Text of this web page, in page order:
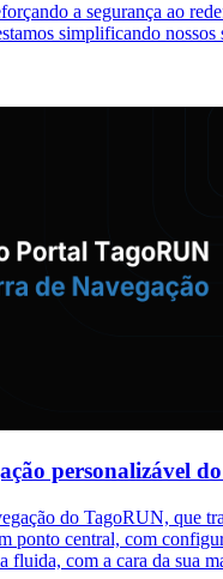
a segurança ao
simplificando
personalizável
do TagoRUN, que
ponto central, com
fluida, com a cara da sua